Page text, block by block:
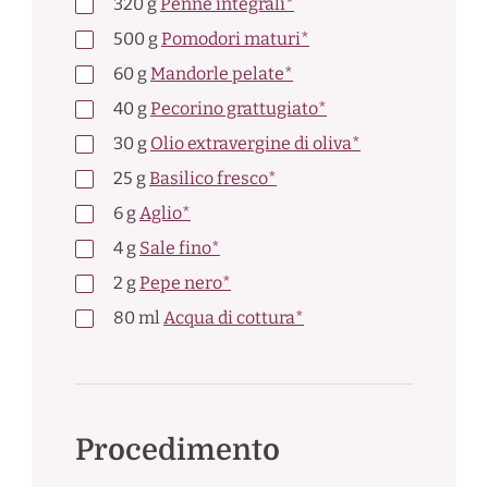
500 gPomodori maturi*
60 gMandorle pelate*
40 gPecorino grattugiato*
30 g Olio extravergine di oliva*
25 gBasilico fresco*
6 gAglio*
4 g Sale fino*
2 gPepe nero*
80mlAcqua di cottura*
Procedimento